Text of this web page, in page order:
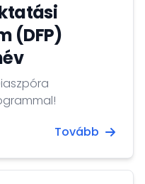
(DFP)
Tovább